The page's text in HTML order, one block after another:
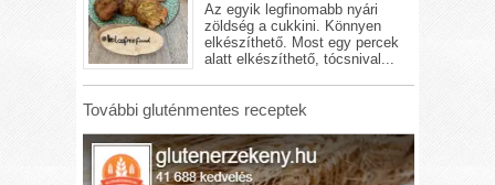
Az egyik legfinomabb nyári
zöldség a cukkini. Könnyen
elkészíthető. Most egy percek
alatt elkészíthető, tócsnival...
További gluténmentes receptek